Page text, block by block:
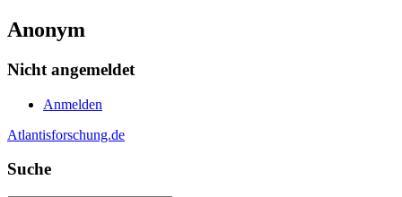
Anonym
Nicht angemeldet
Anmelden
Atlantisforschung.de
Suche